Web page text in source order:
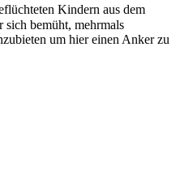
Kindern aus dem
bemüht, mehrmals
um hier einen Anker zu